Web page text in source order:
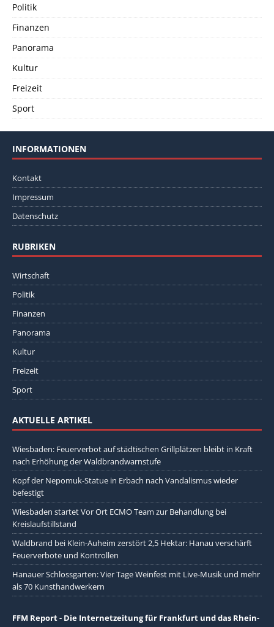
Politik
Finanzen
Panorama
Kultur
Freizeit
Sport
INFORMATIONEN
Kontakt
Impressum
Datenschutz
RUBRIKEN
Wirtschaft
Politik
Finanzen
Panorama
Kultur
Freizeit
Sport
AKTUELLE ARTIKEL
Wiesbaden: Feuerverbot auf städtischen Grillplätzen bleibt in Kraft
nach Erhöhung der Waldbrandwarnstufe
Kopf der Nepomuk-Statue in Erbach nach Vandalismus wieder
befestigt
Wiesbaden startet Vor Ort ECMO Team zur Behandlung bei
Kreislaufstillstand
Waldbrand bei Klein-Auheim zerstört 2,5 Hektar: Hanau verschärft
Feuerverbote und Kontrollen
Hanauer Schlossgarten: Vier Tage Weinfest mit Live-Musik und mehr
als 70 Kunsthandwerkern
FFM Report - Die Internetzeitung für Frankfurt und das Rhein-